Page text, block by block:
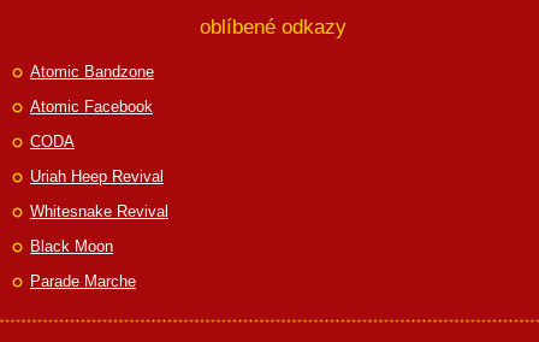
oblíbené odkazy
Atomic Bandzone
Atomic Facebook
CODA
Uriah Heep Revival
Whitesnake Revival
Black Moon
Parade Marche